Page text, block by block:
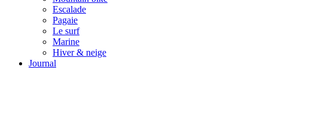
Escalade
Pagaie
Le surf
Marine
Hiver & neige
Journal